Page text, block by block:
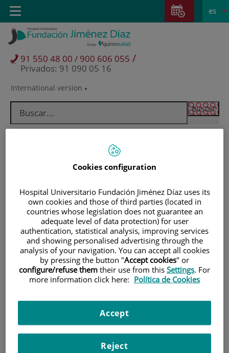
Saltar al contenido
Saltar
contenido
Selector
idioma
activo
es
International version
91 550 48 00 / 900 606 055 /
Privados: 91 090 05 16
Toggle
navigation
Pacientes y visitantes
Investigación
Cookies configuration
Hospital Universitario Fundación Jiménez Díaz uses its
own cookies and those of third parties (located in
countries whose legislation does not guarantee an
adequate level of data protection) for user
authentication, statistical analysis, improving services
and showing personalised advertising through the
analysis of your navigation. You can accept all cookies
by pressing the button "Accept cookies" or
configure/refuse them their use from this Settings. For
more information click here: Política de Cookies
Reject
Accept